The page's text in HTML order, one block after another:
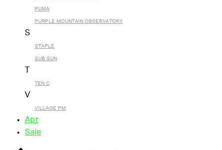
PUMA
PURPLE MOUNTAIN OBSERVATORY
S
STAPLE
SUB SUN
TEN C
V
VILLAGE PM
Арт
Sale